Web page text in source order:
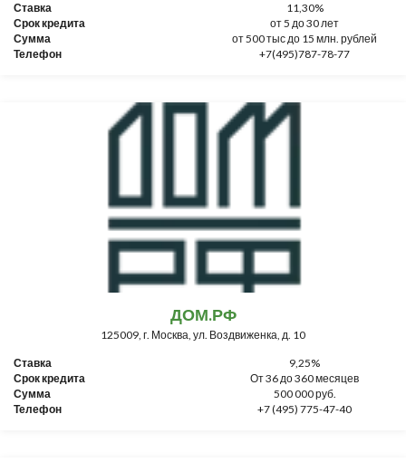
Ставка
11,30%
Срок кредита
от 5 до 30 лет
Сумма
от 500 тыс до 15 млн. рублей
Телефон
+7(495)787-78-77
ДОМ.РФ
125009, г. Москва, ул. Воздвиженка, д. 10
Ставка
9,25%
Срок кредита
От 36 до 360 месяцев
Сумма
500 000 руб.
Телефон
+7 (495) 775-47-40